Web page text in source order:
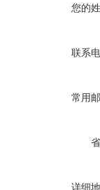
您的
联系
常用
详细